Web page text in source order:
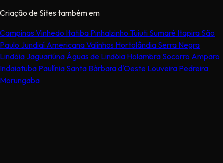
Criação de Sites também em
Campinas Vinhedo Itatiba Pinhalzinho Tuiuti Sumaré Itapira São
Paulo Jundiaí AmericanaValinhos Hortolândia Serra Negra
Lindóia Jaguariúna Águas de Lindóia Holambra Socorro Amparo
Indaiatuba Paulínia Santa Bárbara d'Oeste Louveira Pedreira
Morungaba